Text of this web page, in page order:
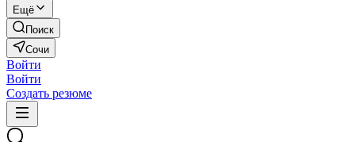
Ещё
Поиск
Сочи
Войти
Войти
Создать резюме